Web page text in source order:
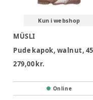
Kun i webshop
MÜSLI
279,00 kr.
Online